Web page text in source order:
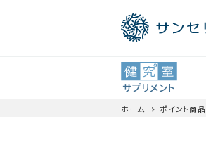
サプリメント
ホーム ポイント商品